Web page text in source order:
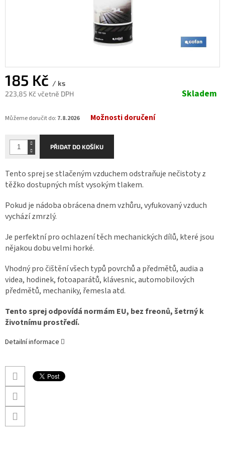
185 Kč / ks
223,85 Kč včetně DPH
cena:
Skladem
Můžeme doručit do: 7.8.2026 Možnosti doručení
PŘIDAT DO KOŠÍKU
Tento sprej se stlačeným vzduchem odstraňuje nečistoty z
těžko dostupných míst vysokým tlakem.
Pokud je nádoba obrácena dnem vzhůru, vyfukovaný vzduch
vychází zmrzlý.
Je perfektní pro ochlazení těch mechanických dílů, které jsou
nějakou dobu velmi horké.
Vhodný pro čištění všech typů povrchů a předmětů, audia a
videa, hodinek, fotoaparátů, klávesnic, automobilových
předmětů, mechaniky, řemesla atd.
Tento sprej odpovídá normám EU, bez freonů, šetrný k
životnímu prostředí.
Detailní informace